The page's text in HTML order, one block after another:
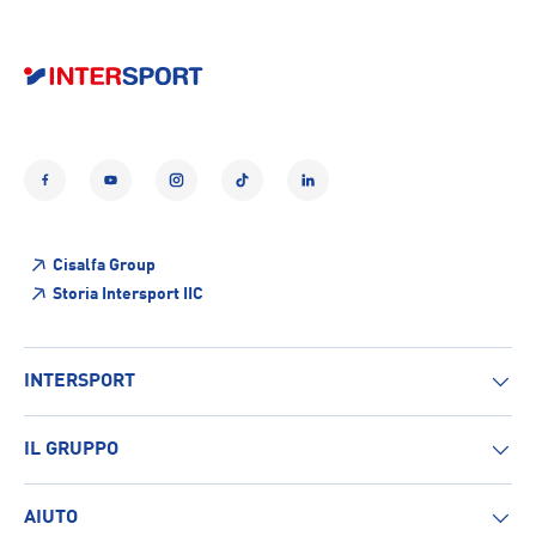
YouTubeInstagramTikTok LinkedIn
Cisalfa Group
Storia Intersport IIC
INTERSPORT
IL GRUPPO
AIUTO